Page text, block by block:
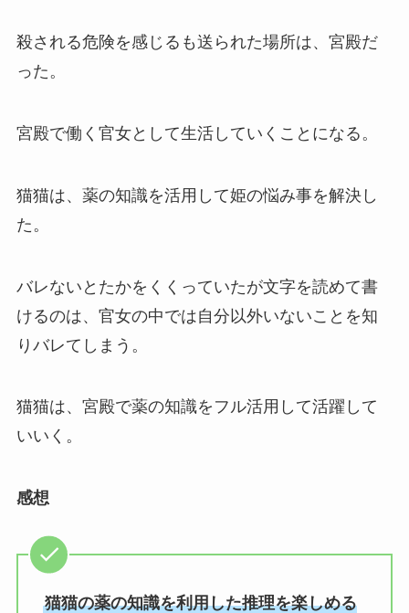
殺される危険を感じるも送られた場所は、宮殿だ
った。
宮殿で働く官女として生活していくことになる。
猫猫は、薬の知識を活用して姫の悩み事を解決し
た。
バレないとたかをくくっていたが文字を読めて書
けるのは、官女の中では自分以外いないことを知
りバレてしまう。
猫猫は、宮殿で薬の知識をフル活用して活躍して
いいく。
感想
猫猫の薬の知識を利用した推理を楽しめる